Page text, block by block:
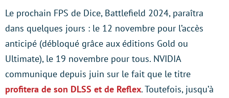
Le prochain FPS de Dice, Battlefield 2024, paraîtra
dans quelques jours : le 12 novembre pour l’accès
anticipé (débloqué grâce aux éditions Gold ou
Ultimate), le 19 novembre pour tous. NVIDIA
communique depuis juin sur le fait que le titre
profitera de son DLSS et de Reflex. Toutefois, jusqu’à